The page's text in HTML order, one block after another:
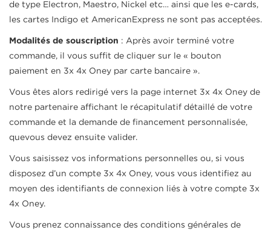
de type Electron, Maestro, Nickel etc… ainsi que les e-cards,
les cartes Indigo et AmericanExpress ne sont pas acceptées.
Modalités de souscription : Après avoir terminé votre
commande, il vous suffit de cliquer sur le « bouton
paiement en 3x 4x Oney par carte bancaire ».
Vous êtes alors redirigé vers la page internet 3x 4x Oney de
notre partenaire affichant le récapitulatif détaillé de votre
commande et la demande de financement personnalisée,
quevous devez ensuite valider.
Vous saisissez vos informations personnelles ou, si vous
disposez d’un compte 3x 4x Oney, vous vous identifiez au
moyen des identifiants de connexion liés à votre compte 3x
4x Oney.
Vous prenez connaissance des conditions générales de